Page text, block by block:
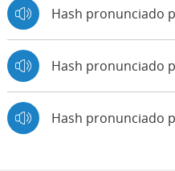
Hash pronunciado
Hash pronunciado
Hash pronunciado